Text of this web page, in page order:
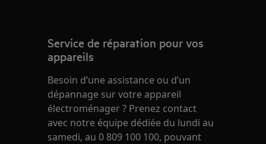
Service de réparation pour vos
appareils
Besoin d’une assistance ou d’un
dépannage sur votre appareil
électroménager ? Prenez contact
avec notre équipe dédiée du lundi au
samedi, au 0 809 100 100, pouvant